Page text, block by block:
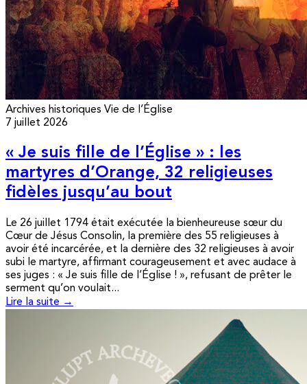
Archives historiques Vie de l’Église
7 juillet 2026
« Je suis fille de l’Église » : les
martyres d’Orange, 32 religieuses
fidèles jusqu’au bout
Le 26 juillet 1794 était exécutée la bienheureuse sœur du
Cœur de Jésus Consolin, la première des 55 religieuses à
avoir été incarcérée, et la dernière des 32 religieuses à avoir
subi le martyre, affirmant courageusement et avec audace à
ses juges : « Je suis fille de l’Église ! », refusant de prêter le
serment qu’on voulait...
Lire la suite →